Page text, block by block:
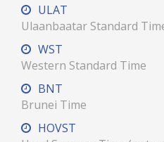
ULAT
Ulaanbaatar Standard
WST
Western Standard Time
BNT
Brunei Time
HOVST